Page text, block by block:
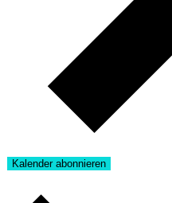
Kalender abonnieren